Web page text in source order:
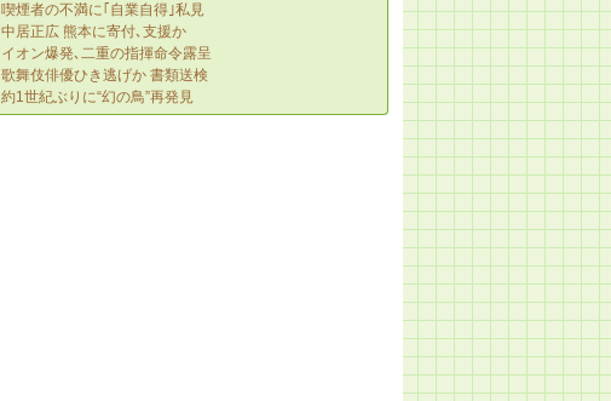
喫煙者の不満に｢自業自得｣私見
中居正広 熊本に寄付､支援か
イオン爆発､二重の指揮命令露呈
歌舞伎俳優ひき逃げか 書類送検
約1世紀ぶりに“幻の鳥”再発見